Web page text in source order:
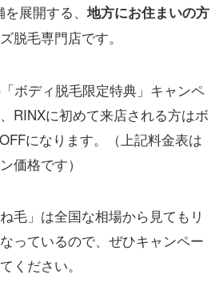
展開する、 地方にお住まいの方
脱毛専門店です。
ボディ脱毛限定特典」キャンペ
RINXに初めて来店される方はボ
になります。（上記料金表は
価格です）
毛」は全国な相場から見てもリ
っているので、ぜひキャンペー
ください。